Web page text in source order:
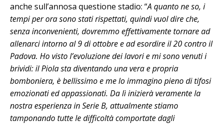
anche sull’annosa questione stadio: “A quanto ne so, i
tempi per ora sono stati rispettati, quindi vuol dire che,
senza inconvenienti, dovremmo effettivamente tornare ad
allenarci intorno al 9 di ottobre e ad esordire il 20 contro il
Padova. Ho visto l’evoluzione dei lavori e mi sono venuti i
brividi: il Piola sta diventando una vera e propria
bomboniera, è bellissimo e me lo immagino pieno di tifosi
emozionati ed appassionati. Da lì inizierà veramente la
nostra esperienza in Serie B, attualmente stiamo
tamponando tutte le difficoltà comportate dagli